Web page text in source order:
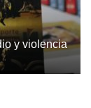
y violencia